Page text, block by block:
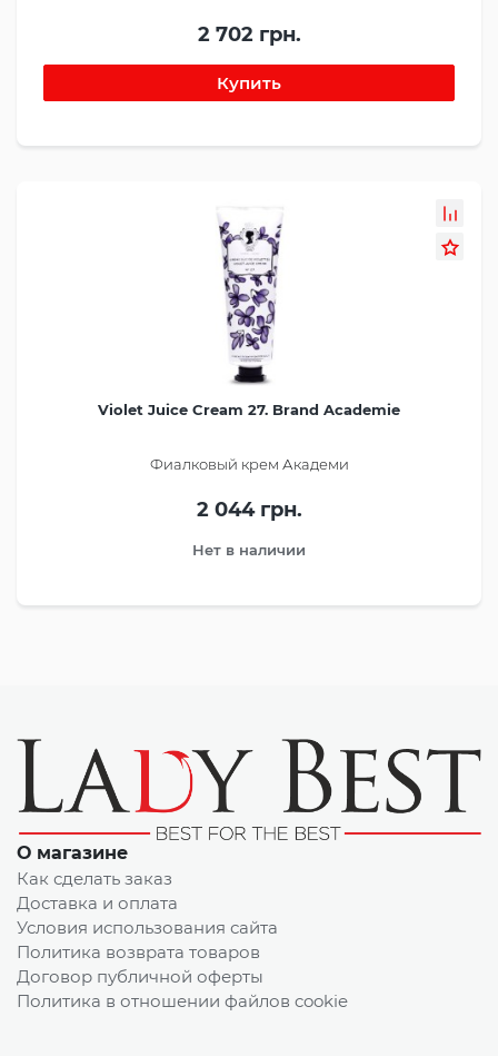
2 702 грн.
Violet Juice Cream 27. Brand Academie
Фиалковый крем Академи
2 044 грн.
Нет в наличии
О магазине
Как сделать заказ
Доставка и оплата
Условия использования сайта
Политика возврата товаров
Договор публичной оферты
Политика в отношении файлов cookie